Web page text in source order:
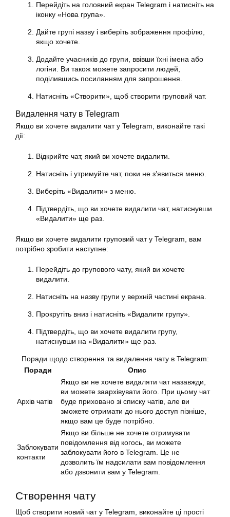
Перейдіть на головний екран Telegram і натисніть на
іконку «Нова група».
Дайте групі назву і виберіть зображення профілю,
якщо хочете.
Додайте учасників до групи, ввівши їхні імена або
логіни. Ви також можете запросити людей,
поділившись посиланням для запрошення.
Натисніть «Створити», щоб створити груповий чат.
Видалення чату в Telegram
Якщо ви хочете видалити чат у Telegram, виконайте такі
дії:
Відкрийте чат, який ви хочете видалити.
Натисніть і утримуйте чат, поки не з’явиться меню.
Виберіть «Видалити» з меню.
Підтвердіть, що ви хочете видалити чат, натиснувши
«Видалити» ще раз.
Якщо ви хочете видалити груповий чат у Telegram, вам
потрібно зробити наступне:
Перейдіть до групового чату, який ви хочете
видалити.
Натисніть на назву групи у верхній частині екрана.
Прокрутіть вниз і натисніть «Видалити групу».
Підтвердіть, що ви хочете видалити групу,
натиснувши на «Видалити» ще раз.
Поради щодо створення та видалення чату в Telegram:
Поради
Опис
Архів чатів
Якщо ви не хочете видаляти чат назавжди,
ви можете заархівувати його. При цьому чат
буде приховано зі списку чатів, але ви
зможете отримати до нього доступ пізніше,
якщо вам це буде потрібно.
Заблокувати
контакти
Якщо ви більше не хочете отримувати
повідомлення від когось, ви можете
заблокувати його в Telegram. Це не
дозволить їм надсилати вам повідомлення
або дзвонити вам у Telegram.
Створення чату
Щоб створити новий чат у Telegram, виконайте ці прості